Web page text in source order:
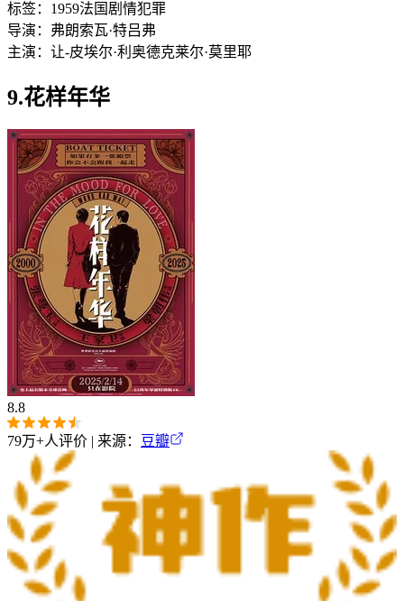
标签： 1959法国剧情犯罪
导演： 弗朗索瓦·特吕弗
主演： 让-皮埃尔·利奥德克莱尔·莫里耶
9.花样年华
8.8
79万+人评价 | 来源： 豆瓣